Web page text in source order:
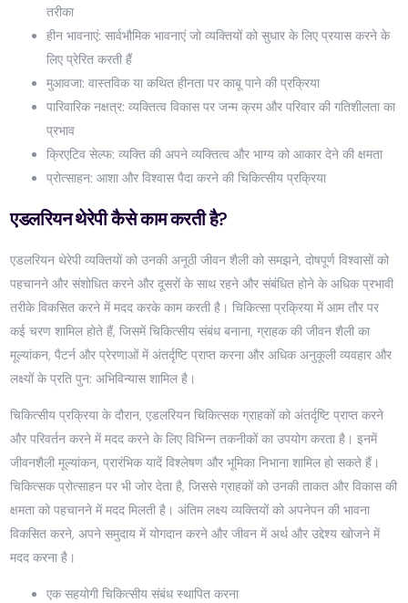
तरीका
हीन भावनाएं: सार्वभौमिक भावनाएं जो व्यक्तियों को सुधार के लिए प्रयास करने के
लिए प्रेरित करती हैं
मुआवजा: वास्तविक या कथित हीनता पर काबू पाने की प्रक्रिया
पारिवारिक नक्षत्र: व्यक्तित्व विकास पर जन्म क्रम और परिवार की गतिशीलता का
प्रभाव
क्रिएटिव सेल्फ: व्यक्ति की अपने व्यक्तित्व और भाग्य को आकार देने की क्षमता
प्रोत्साहन: आशा और विश्वास पैदा करने की चिकित्सीय प्रक्रिया
एडलरियन थेरेपी कैसे काम करती है?
एडलरियन थेरेपी व्यक्तियों को उनकी अनूठी जीवन शैली को समझने, दोषपूर्ण विश्वासों को
पहचानने और संशोधित करने और दूसरों के साथ रहने और संबंधित होने के अधिक प्रभावी
तरीके विकसित करने में मदद करके काम करती है। चिकित्सा प्रक्रिया में आम तौर पर
कई चरण शामिल होते हैं, जिसमें चिकित्सीय संबंध बनाना, ग्राहक की जीवन शैली का
मूल्यांकन, पैटर्न और प्रेरणाओं में अंतर्दृष्टि प्राप्त करना और अधिक अनुकूली व्यवहार और
लक्ष्यों के प्रति पुन: अभिविन्यास शामिल है।
चिकित्सीय प्रक्रिया के दौरान, एडलरियन चिकित्सक ग्राहकों को अंतर्दृष्टि प्राप्त करने
और परिवर्तन करने में मदद करने के लिए विभिन्न तकनीकों का उपयोग करता है। इनमें
जीवनशैली मूल्यांकन, प्रारंभिक यादें विश्लेषण और भूमिका निभाना शामिल हो सकते हैं।
चिकित्सक प्रोत्साहन पर भी जोर देता है, जिससे ग्राहकों को उनकी ताकत और विकास की
क्षमता को पहचानने में मदद मिलती है। अंतिम लक्ष्य व्यक्तियों को अपनेपन की भावना
विकसित करने, अपने समुदाय में योगदान करने और जीवन में अर्थ और उद्देश्य खोजने में
मदद करना है।
एक सहयोगी चिकित्सीय संबंध स्थापित करना